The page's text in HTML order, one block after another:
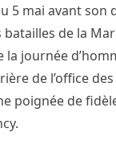
5 mai avant son
de la
la journée
de l’office
poignée de